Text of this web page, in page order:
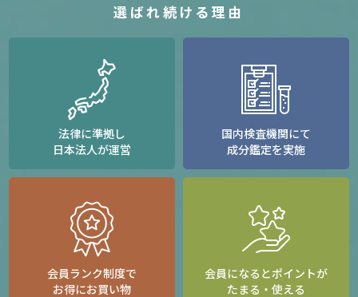
選ばれ続ける理由
法律に準拠し
日本法人が運営
国内検査機関にて
成分鑑定を実施
会員ランク制度で
お得にお買い物
会員になるとポイントが
たまる・使える